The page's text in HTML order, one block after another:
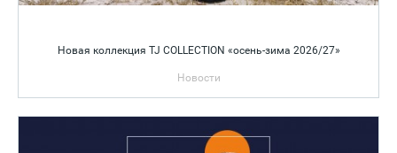
Новая коллекция TJ COLLECTION «осень-зима 2026/27»
Новости